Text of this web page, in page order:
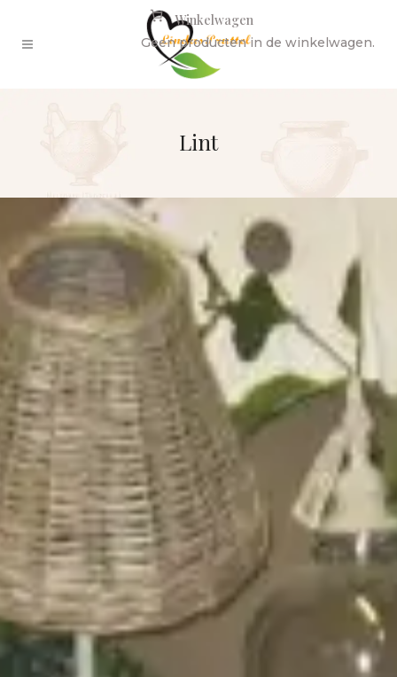
Winkelwagen
Geen producten in de winkelwagen.
Lint